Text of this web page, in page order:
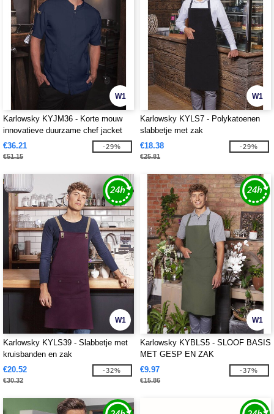
W1
Karlowsky KYJM36 - Korte mouw
innovatieve duurzame chef jacket
€36.21
€51.15
-29%
W1
Karlowsky KYLS7 - Polykatoenen
slabbetje met zak
€18.38
€25.81
-29%
W1
Karlowsky KYLS39 - Slabbetje met
kruisbanden en zak
€20.52
€30.32
-32%
W1
Karlowsky KYBLS5 - SLOOF BASIS
MET GESP EN ZAK
€9.97
€15.86
-37%